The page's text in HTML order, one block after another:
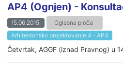
AP4 (Ognjen) -
15.06.2015.
Oglasna ploča
Arhitektonsko projektovanje 4 - AP4
Četvrtak, AGGF (iznad Pravnog) u